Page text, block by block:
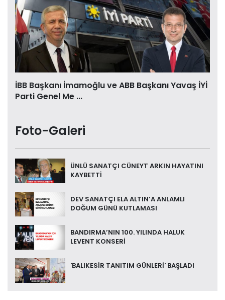
İBB Başkanı İmamoğlu ve ABB Başkanı Yavaş İYİ
Parti Genel Me ...
Foto-Galeri
ÜNLÜ SANATÇI CÜNEYT ARKIN HAYATINI
KAYBETTİ
DEV SANATÇI ELA ALTIN’A ANLAMLI
DOĞUM GÜNÜ KUTLAMASI
BANDIRMA’NIN 100. YILINDA HALUK
LEVENT KONSERİ
'BALIKESİR TANITIM GÜNLERİ' BAŞLADI